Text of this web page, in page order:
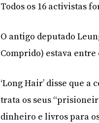
Todos os 16 activistas
O antigo deputado
Comprido) estava
‘Long Hair’ disse que
trata os seus
dinheiro e livros para